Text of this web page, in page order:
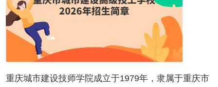
重庆城市建设技师学院成立于1979年，隶属于重庆市